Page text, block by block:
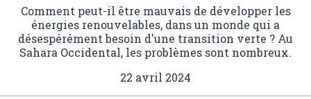
Comment peut-il être mauvais de développer les
énergies renouvelables, dans un monde qui a
désespérément besoin d'une transition verte ? Au
Sahara Occidental, les problèmes sont nombreux.
22 avril 2024